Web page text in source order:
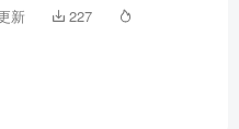
新
227